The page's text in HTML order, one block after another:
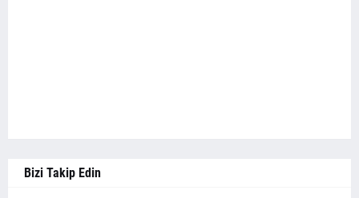
Bizi Takip Edin